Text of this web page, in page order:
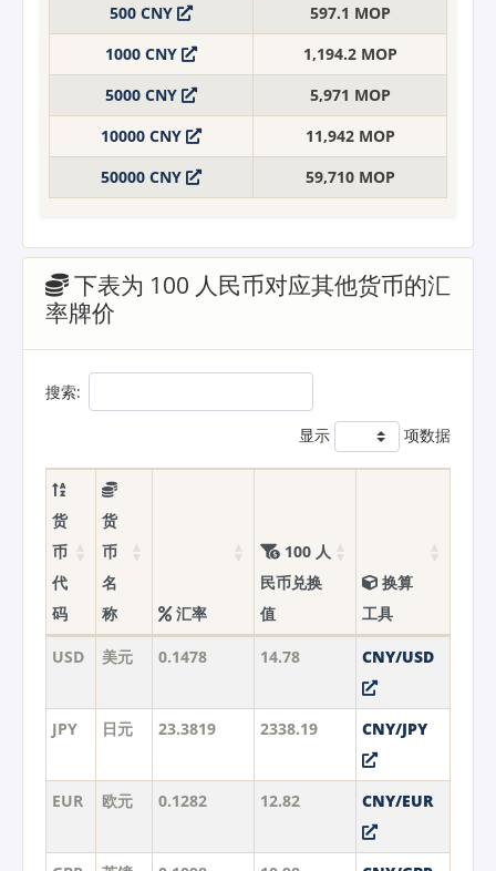
500 CNY
597.1 MOP
1000 CNY
1,194.2 MOP
5000 CNY
5,971 MOP
10000 CNY
11,942 MOP
50000 CNY
59,710 MOP
下表为 100 人民币对应其他货币的汇
率牌价
搜索:
显示 项数据
货
币
代
码
货
币
名
称
汇率
100 人
民币兑换
值
换算
工具
USD 美元 0.1478 14.78 CNY/USD
JPY 日元 23.3819 2338.19 CNY/JPY
EUR 欧元 0.1282 12.82 CNY/EUR